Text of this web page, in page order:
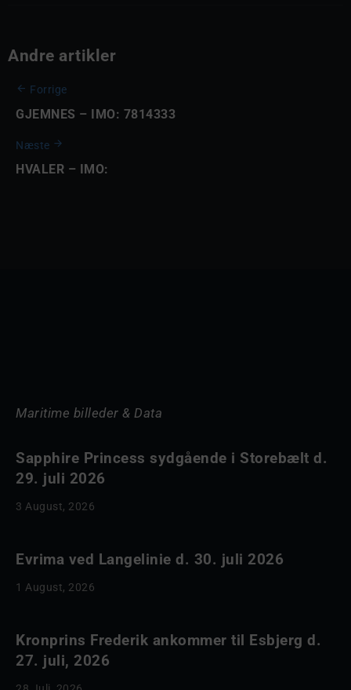
Andre artikler
Forrige
GJEMNES – IMO: 7814333
Næste
HVALER – IMO:
Maritime billeder & Data
Sapphire Princess sydgående i Storebælt d.
29. juli 2026
3 August, 2026
Evrima ved Langelinie d. 30. juli 2026
1 August, 2026
Kronprins Frederik ankommer til Esbjerg d.
27. juli, 2026